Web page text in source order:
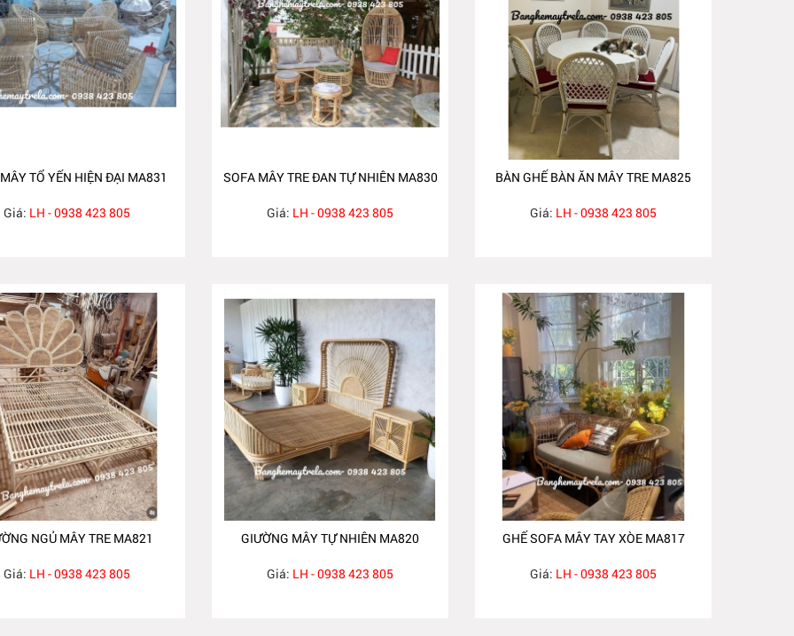
TỔ YẾN HIỆN ĐẠI MA831
Giá: LH - 0938 423 805
SOFA MÂY TRE ĐAN TỰ NHIÊN MA830
Giá: LH - 0938 423 805
BÀN GHẾ BÀN ĂN MÂY TRE MA825
Giá: LH - 0938 423 805
NGỦ MÂY TRE MA821
Giá: LH - 0938 423 805
GIƯỜNG MÂY TỰ NHIÊN MA820
Giá: LH - 0938 423 805
GHẾ SOFA MÂY TAY XÒE MA817
Giá: LH - 0938 423 805